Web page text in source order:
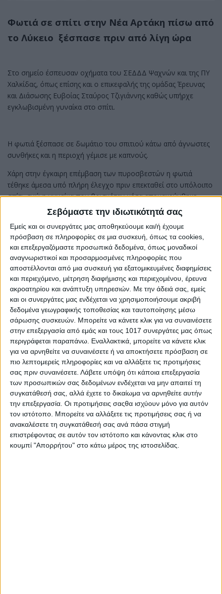
Σεβόμαστε την ιδιωτικότητά σας
Εμείς και οι συνεργάτες μας αποθηκεύουμε και/ή έχουμε
πρόσβαση σε πληροφορίες σε μια συσκευή, όπως τα cookies,
και επεξεργαζόμαστε προσωπικά δεδομένα, όπως μοναδικοί
αναγνωριστικοί και προσαρμοσμένες πληροφορίες που
αποστέλλονται από μια συσκευή για εξατομικευμένες διαφημίσεις
και περιεχόμενο, μέτρηση διαφήμισης και περιεχομένου, έρευνα
ακροατηρίου και ανάπτυξη υπηρεσιών. Με την άδειά σας, εμείς
και οι συνεργάτες μας ενδέχεται να χρησιμοποιήσουμε ακριβή
δεδομένα γεωγραφικής τοποθεσίας και ταυτοποίησης μέσω
σάρωσης συσκευών. Μπορείτε να κάνετε κλικ για να συναινέσετε
στην επεξεργασία από εμάς και τους 1017 συνεργάτες μας όπως
περιγράφεται παραπάνω. Εναλλακτικά, μπορείτε να κάνετε κλικ
για να αρνηθείτε να συναινέσετε ή να αποκτήσετε πρόσβαση σε
πιο λεπτομερείς πληροφορίες και να αλλάξετε τις προτιμήσεις
σας πριν συναινέσετε. Λάβετε υπόψη ότι κάποια επεξεργασία
των προσωπικών σας δεδομένων ενδέχεται να μην απαιτεί τη
συγκατάθεσή σας, αλλά έχετε το δικαίωμα να αρνηθείτε αυτήν
την επεξεργασία. Οι προτιμήσεις σαςθα ισχύουν μόνο για αυτόν
τον ιστότοπο. Μπορείτε να αλλάξετε τις προτιμήσεις σας ή να
ανακαλέσετε τη συγκατάθεσή σας ανά πάσα στιγμή
επιστρέφοντας σε αυτόν τον ιστότοπο και κάνοντας κλικ στο
κουμπί "Απορρήτου" στο κάτω μέρος της ιστοσελίδας.
Φωτιά σε σπίτι στην Νέα Αρτάκη πίσω από
το Λύκειο ξέσπασε πριν από λίγη ώρα
Στο σημείο έσπευσαν οχήματα του ΣΕΔΔΔ Ψαχνών και της ΠΥ
Χαλκίδας, όπως επίσης και ο επικεφαλής της ομάδας Έρευνας
και Διάσωσης Ευβοίας Σταύρος Τζιγιάννης καθώς υπήρχε
εγκλωβισμένη γυναίκα στο σπίτι.
Η φωτιά ξέσπασε σε δωμάτιο του σπιτιού κάτω από άγνωστες
συνθήκες και η περιοχή γέμισε με καπνούς.
Χάρη στην έγκαιρη επέμβαση των πυροσβεστών η φωτιά
τέθηκε άμεσα υπό πλήρη έλεγχο πριν επεκταθεί στο υπόλοιπο
σπίτι, ενώ η γυναίκα που βρισκόταν μέσα απομακρύνθηκε
χωρίς να τραυματιστεί.
Share
Share Email Print
AUTHOR
Psaxna.gr